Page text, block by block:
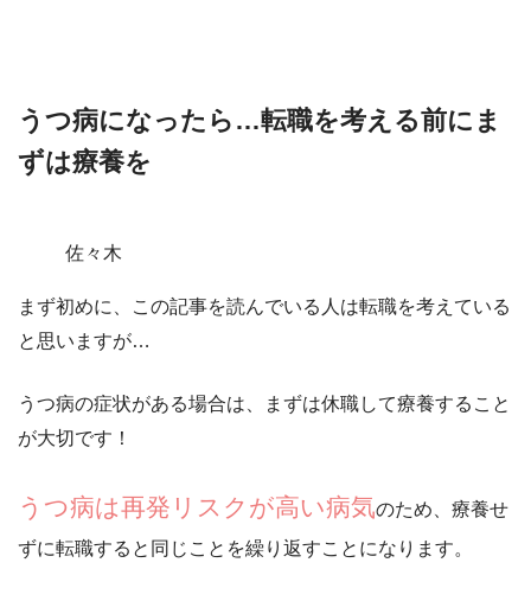
うつ病になったら…転職を考える前にま
ずは療養を
佐々木
まず初めに、この記事を読んでいる人は転職を考えている
と思いますが…
うつ病の症状がある場合は、まずは休職して療養すること
が大切です！
うつ病は再発リスクが高い病気のため、療養せ
ずに転職すると同じことを繰り返すことになります。